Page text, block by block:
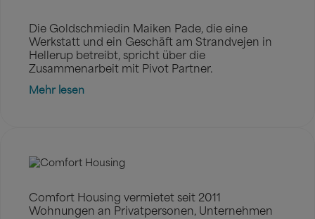
Die Goldschmiedin Maiken Pade, die eine
Werkstatt und ein Geschäft am Strandvejen in
Hellerup betreibt, spricht über die
Zusammenarbeit mit Pivot Partner.
Mehr lesen
Comfort Housing vermietet seit 2011
Wohnungen an Privatpersonen, Unternehmen